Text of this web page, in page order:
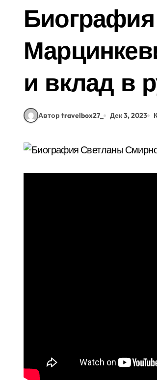
и вклад в
Автор travelbox27_ Дек 3, 2023